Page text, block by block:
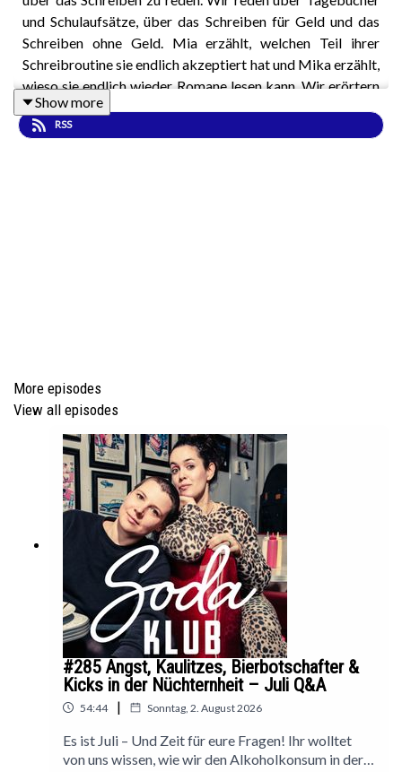
und Schulaufsätze, über das Schreiben für Geld und das
Schreiben ohne Geld. Mia erzählt, welchen Teil ihrer
Schreibroutine sie endlich akzeptiert hat und Mika erzählt,
wieso sie endlich wieder Romane lesen kann. Wir erörtern
die Frage, ob es okay ist, die Tagebücher von
Verstorbenen zu veröffentlichen, wieso es so ermutigend
Glow bei Jessie Gaynor (Rezension bei
RECOVERY WALK am 12. September in Düsseldorf
Kontakt für Helfer:innen (keine Vorkenntnisse
notwendig): daniela@recoverydeutschland.org
Allgemeiner Kontakt:
Info@recoverydeutschland.org
Spendenkampagne:
https://www.betterplace.org/de/projects/170427-
recovery-walk-2026
Show more
RSS
More episodes
View all episodes
#285 Angst, Kaulitzes, Bierbotschafter &
Kicks in der Nüchternheit – Juli Q&A
54:44 | Sonntag, 2. August 2026
Es ist Juli – Und Zeit für eure Fragen! Ihr wolltet
von uns wissen, wie wir den Alkoholkonsum in der